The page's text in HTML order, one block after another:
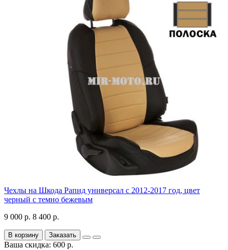
Чехлы на Шкода Рапид универсал с 2012-2017 год, цвет
черный с темно бежевым
9 000 р. 8 400 р.
В корзину Заказать
Ваша скидка: 600 р.